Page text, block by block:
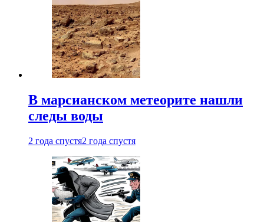
В марсианском метеорите нашли
следы воды
2 года спустя2 года спустя